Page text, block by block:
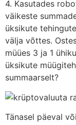
4. Kasutades
väikeste
üksikute
välja võttes.
müües 3 ja 1
üksikute
summaarselt?
Tänasel päeval